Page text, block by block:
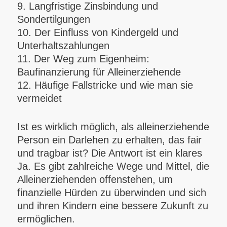
9. Langfristige Zinsbindung und
Sondertilgungen
10. Der Einfluss von Kindergeld und
Unterhaltszahlungen
11. Der Weg zum Eigenheim:
Baufinanzierung für Alleinerziehende
12. Häufige Fallstricke und wie man sie
vermeidet
Ist es wirklich möglich, als alleinerziehende
Person ein Darlehen zu erhalten, das fair
und tragbar ist? Die Antwort ist ein klares
Ja. Es gibt zahlreiche Wege und Mittel, die
Alleinerziehenden offenstehen, um
finanzielle Hürden zu überwinden und sich
und ihren Kindern eine bessere Zukunft zu
ermöglichen.